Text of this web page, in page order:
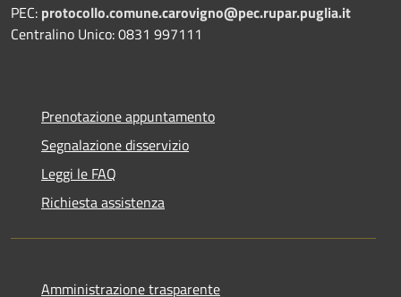
PEC: protocollo.comune.carovigno@pec.rupar.puglia.it
Centralino Unico: 0831 997111
Prenotazione appuntamento
Segnalazione disservizio
Leggi le FAQ
Richiesta assistenza
Amministrazione trasparente